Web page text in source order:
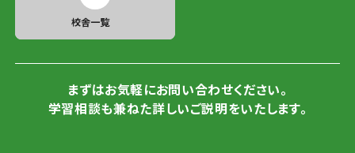
校舎一覧
まずはお気軽にお問い合わせください。
学習相談も兼ねた詳しいご説明をいたします。